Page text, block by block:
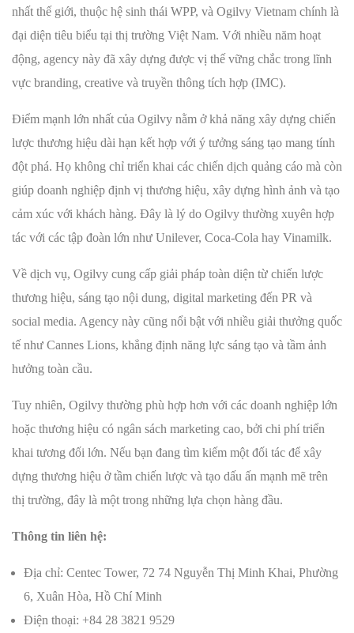
nhất thế giới, thuộc hệ sinh thái WPP, và Ogilvy Vietnam chính là
đại diện tiêu biểu tại thị trường Việt Nam. Với nhiều năm hoạt
động, agency này đã xây dựng được vị thế vững chắc trong lĩnh
vực branding, creative và truyền thông tích hợp (IMC).
Điểm mạnh lớn nhất của Ogilvy nằm ở khả năng xây dựng chiến
lược thương hiệu dài hạn kết hợp với ý tưởng sáng tạo mang tính
đột phá. Họ không chỉ triển khai các chiến dịch quảng cáo mà còn
giúp doanh nghiệp định vị thương hiệu, xây dựng hình ảnh và tạo
cảm xúc với khách hàng. Đây là lý do Ogilvy thường xuyên hợp
tác với các tập đoàn lớn như Unilever, Coca-Cola hay Vinamilk.
Về dịch vụ, Ogilvy cung cấp giải pháp toàn diện từ chiến lược
thương hiệu, sáng tạo nội dung, digital marketing đến PR và
social media. Agency này cũng nổi bật với nhiều giải thưởng quốc
tế như Cannes Lions, khẳng định năng lực sáng tạo và tầm ảnh
hưởng toàn cầu.
Tuy nhiên, Ogilvy thường phù hợp hơn với các doanh nghiệp lớn
hoặc thương hiệu có ngân sách marketing cao, bởi chi phí triển
khai tương đối lớn. Nếu bạn đang tìm kiếm một đối tác để xây
dựng thương hiệu ở tầm chiến lược và tạo dấu ấn mạnh mẽ trên
thị trường, đây là một trong những lựa chọn hàng đầu.
Thông tin liên hệ:
Địa chỉ: Centec Tower, 72 74 Nguyễn Thị Minh Khai, Phường
6, Xuân Hòa, Hồ Chí Minh
Điện thoại: +84 28 3821 9529